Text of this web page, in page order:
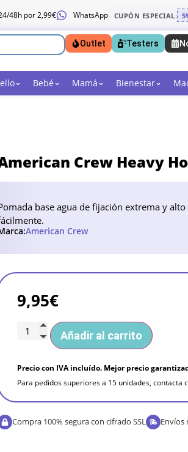
48h por 2,99€ WhatsApp CUPÓN ESPECIAL:
Outlet Testers
Bebé Mamá Bienestar
Crew Heavy
base agua de fijación extrema y
American Crew
9,95€
Añadir al carrito
Precio con IVA incluído. Mejor precio
Para pedidos superiores a 15 unidades, contacta
Compra 100% segura con cifrado SSL Envíos